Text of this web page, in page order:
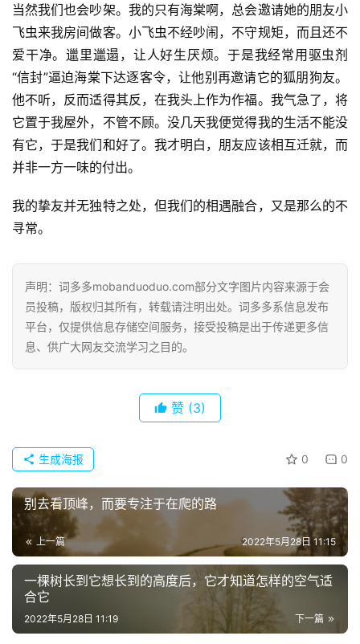
词
好
经
典
歌
词
当然我们也会吵架。我的只有海棠啊，总会邀请她的朋友小
飞虫来我房间做客。小飞虫不经吵闹，不守规矩，而且还不
爱干净。邋里邋遢，让人好生厌烦。于是我经常用驱虫剂
“信封”逼迫海棠下达逐客令，让他别再邀请它的狐朋狗友。
他不听，反而适得其反，在我头上作为作福。我气急了，将
它置于我屋外，不管不顾。没几天我便觉得我的生活不能没
有它，于是我们和好了。我才明白，朋友应该相互迁就，而
并非一方一味的付出。
我的挚友并无独特之处，但我们的相遇融合，又是那么的不
寻常。
声明：词多多mobanduoduo.com部分文字图片内容来源于会
员投稿，版权归其所有，转载请注明出处。词多多系信息发布
平台，仅提供信息存储空间服务，接受投稿是出于传递更多信
息、供广大网友交流学习之目的。
赞 (3)
0 0
生成海报
别去看顶峰，而要专注于在爬的路
上一篇 2022年5月28日 11:15
一棵树长到它想长到的高度后，它才知道怎样的空气适
合它
下一篇
2022年5月28日 11:19